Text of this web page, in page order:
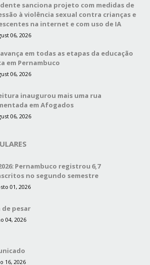
sanciona projeto com medidas de
à violência sexual contra crianças e
na internet e com uso de IA
06, 2026
em todas as etapas da educação
em Pernambuco
06, 2026
inaugurou mais uma rua
em Afogados
06, 2026
Pernambuco registrou 6,7
no segundo semestre
01, 2026
de pesar
04, 2026
16, 2026